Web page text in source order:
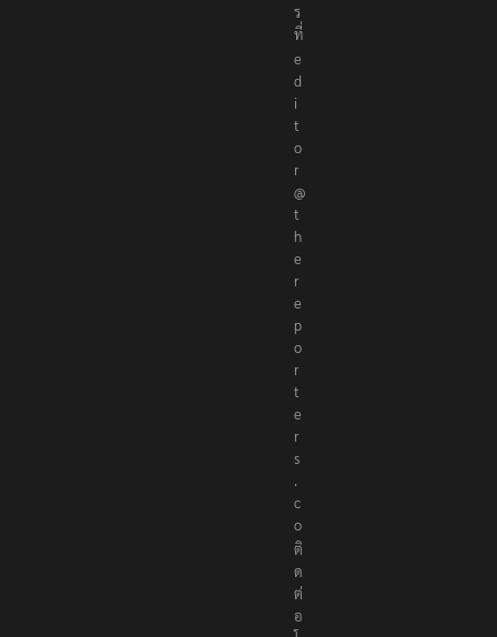
า
ร
ที่
e
d
i
t
o
r
@
t
h
e
r
e
p
o
r
t
e
r
s
.
c
o
ติ
ด
ต่